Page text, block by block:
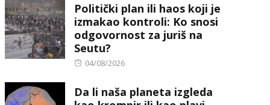
Politički plan ili haos koji je
izmakao kontroli: Ko snosi
odgovornost za juriš na
Seutu?
Posted
04/08/2026
Da li naša planeta izgleda